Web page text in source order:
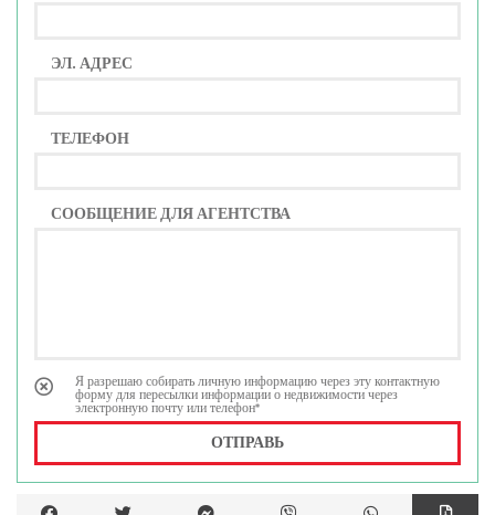
ЭЛ. АДРЕС
ТЕЛЕФОН
СООБЩЕНИЕ ДЛЯ АГЕНТСТВА
Я разрешаю собирать личную информацию через эту контактную
форму для пересылки информации о недвижимости через
электронную почту или телефон*
ОТПРАВЬ